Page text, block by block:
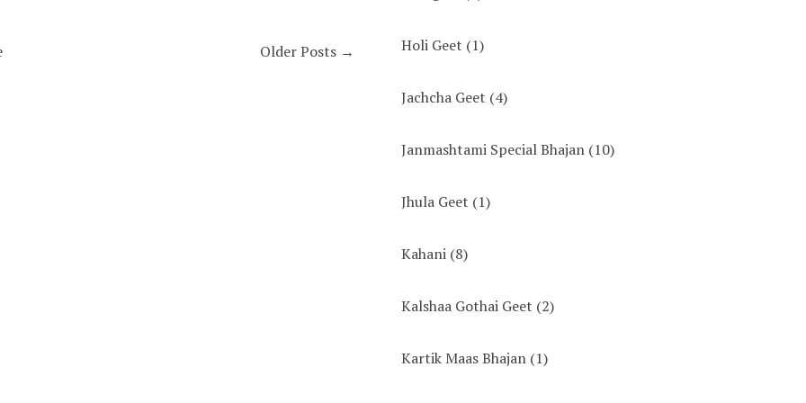
Older Posts → Holi Geet (1)
Jachcha Geet (4)
Janmashtami Special Bhajan (10)
Jhula Geet (1)
Kahani (8)
Kalshaa Gothai Geet (2)
Kartik Maas Bhajan (1)